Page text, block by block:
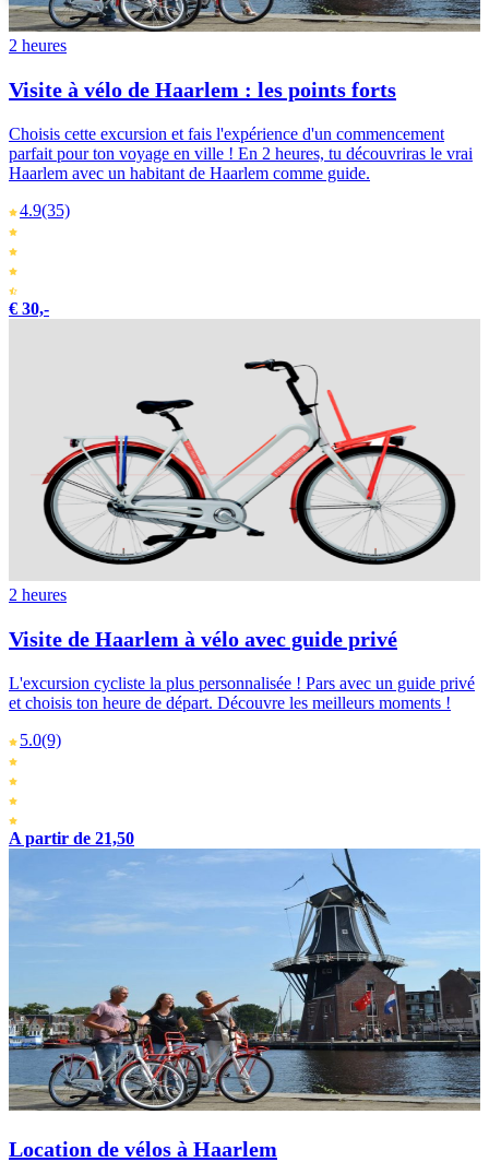
2 heures
Visite à vélo de Haarlem : les points forts
Choisis cette excursion et fais l'expérience d'un commencement
parfait pour ton voyage en ville ! En 2 heures, tu découvriras le vrai
Haarlem avec un habitant de Haarlem comme guide.
4.9(35)
€ 30,-
2 heures
Visite de Haarlem à vélo avec guide privé
L'excursion cycliste la plus personnalisée ! Pars avec un guide privé
et choisis ton heure de départ. Découvre les meilleurs moments !
5.0(9)
A partir de 21,50
Location de vélos à Haarlem